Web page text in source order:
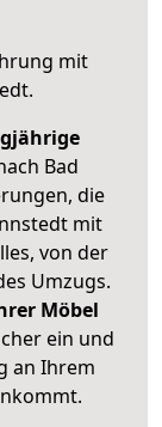
mit
.
Bad
die
mit
von der
Umzugs.
Möbel
ein und
an Ihrem